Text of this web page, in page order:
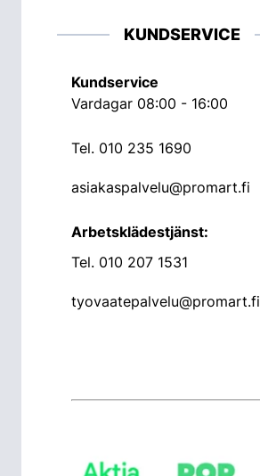
KUNDSERVICE
Kundservice
Vardagar 08:00 - 16:00
Tel. 010 235 1690
asiakaspalvelu@promart.fi
Arbetsklädestjänst:
Tel. 010 207 1531
tyovaatepalvelu@promart.fi